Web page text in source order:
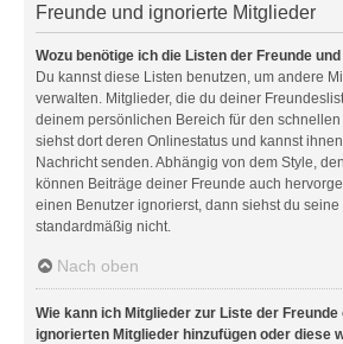
Freunde und ignorierte Mitglieder
Wozu benötige ich die Listen der Freunde
Du kannst diese Listen benutzen, um andere
verwalten. Mitglieder, die du deiner
deinem persönlichen Bereich für den
siehst dort deren Onlinestatus und kannst
Nachricht senden. Abhängig von dem Style,
können Beiträge deiner Freunde auch
einen Benutzer ignorierst, dann siehst du seine
standardmäßig nicht.
Nach oben
Wie kann ich Mitglieder zur Liste der
ignorierten Mitglieder hinzufügen oder diese